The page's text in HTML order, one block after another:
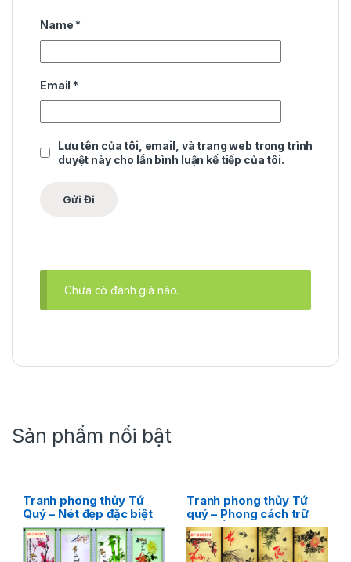
Name *
Email *
Lưu tên của tôi, email, và trang web trong trình
duyệt này cho lần bình luận kế tiếp của tôi.
Chưa có đánh giá nào.
Sản phẩm nổi bật
Tranh phong thủy Tứ
Quý – Nét đẹp đặc biệt
của thiên nhiên
Tranh phong thủy Tứ
quý – Phong cách trữ
tình bốn mùa độc đáo